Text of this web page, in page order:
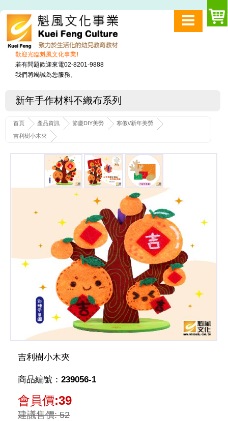
歡迎光臨魁風文化事業!
若有問題歡迎來電02-8201-9888
我們將竭誠為您服務。
新年手作材料不織布系列
首頁 產品資訊 節慶DIY美勞 寒假//新年美勞
吉利樹小木夾
吉利樹小木夾
商品編號：239056-1
會員價:39
建議售價: 52